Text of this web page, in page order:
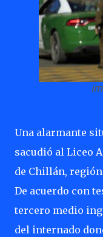
Una alarmante
sacudió al Liceo
de Chillán,
De acuerdo con
tercero medio
del internado